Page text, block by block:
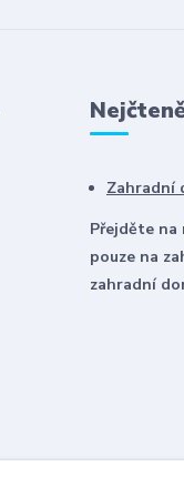
Zahradní
Přejděte na
pouze na
zahradní